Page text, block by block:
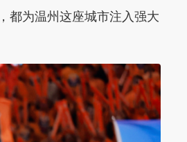
都为温州这座城市注入强大